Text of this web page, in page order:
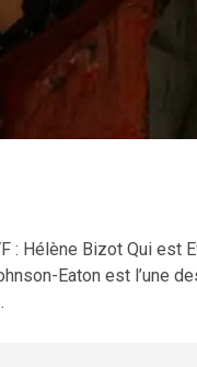
: Hélène Bizot Qui est
Eaton est l’une